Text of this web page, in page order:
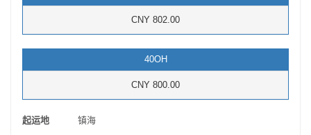
CNY 802.00
40OH
CNY 800.00
起运地
镇海